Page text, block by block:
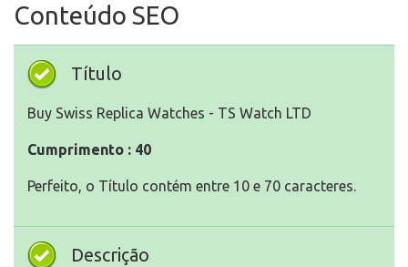
Conteúdo SEO
Título
Buy Swiss Replica Watches - TS Watch LTD
Cumprimento : 40
Perfeito, o Título contém entre 10 e 70 caracteres.
Descrição